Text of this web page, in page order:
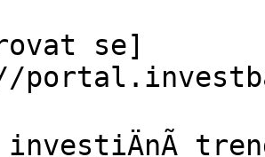
se]
investiÄnÃ­